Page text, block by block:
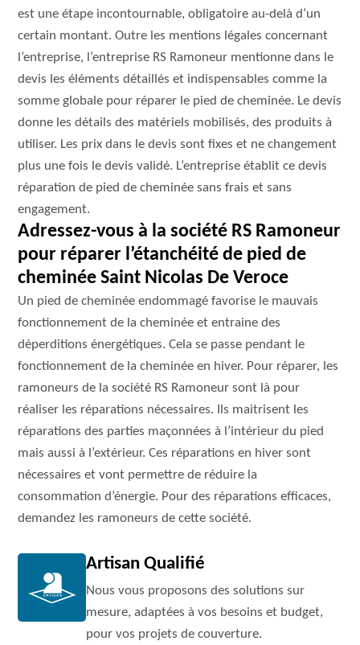
est une étape incontournable, obligatoire au-delà d’un
certain montant. Outre les mentions légales concernant
l’entreprise, l’entreprise RS Ramoneur mentionne dans le
devis les éléments détaillés et indispensables comme la
somme globale pour réparer le pied de cheminée. Le devis
donne les détails des matériels mobilisés, des produits à
utiliser. Les prix dans le devis sont fixes et ne changement
plus une fois le devis validé. L’entreprise établit ce devis
réparation de pied de cheminée sans frais et sans
engagement.
Adressez-vous à la société RS Ramoneur
pour réparer l’étanchéité de pied de
cheminée Saint Nicolas De Veroce
Un pied de cheminée endommagé favorise le mauvais
fonctionnement de la cheminée et entraine des
déperditions énergétiques. Cela se passe pendant le
fonctionnement de la cheminée en hiver. Pour réparer, les
ramoneurs de la société RS Ramoneur sont là pour
réaliser les réparations nécessaires. Ils maitrisent les
réparations des parties maçonnées à l’intérieur du pied
mais aussi à l’extérieur. Ces réparations en hiver sont
nécessaires et vont permettre de réduire la
consommation d’énergie. Pour des réparations efficaces,
demandez les ramoneurs de cette société.
Artisan Qualifié
Nous vous proposons des solutions sur
mesure, adaptées à vos besoins et budget,
pour vos projets de couverture.